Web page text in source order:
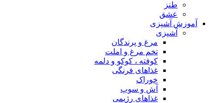
طنز
عشق
آموزش آشپزی
آشپزی
مرغ و پرندگان
تخم مرغ و املت
کوفته ، کوکو و دلمه
غذاهای فرنگی
خوراک
آش و سوپ
غذاهای رژیمی